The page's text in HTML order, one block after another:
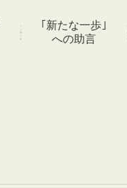
｢新たな一歩｣
への助言